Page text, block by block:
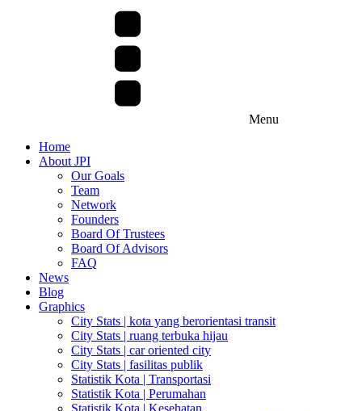
Menu
Home
About JPI
Our Goals
Team
Network
Founders
Board Of Trustees
Board Of Advisors
FAQ
News
Blog
Graphics
City Stats | kota yang berorientasi transit
City Stats | ruang terbuka hijau
City Stats | car oriented city
City Stats | fasilitas publik
Statistik Kota | Transportasi
Statistik Kota | Perumahan
Statistik Kota | Kesehatan